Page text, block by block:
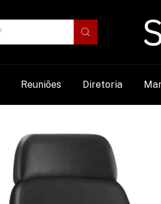
Reuniões Diretoria